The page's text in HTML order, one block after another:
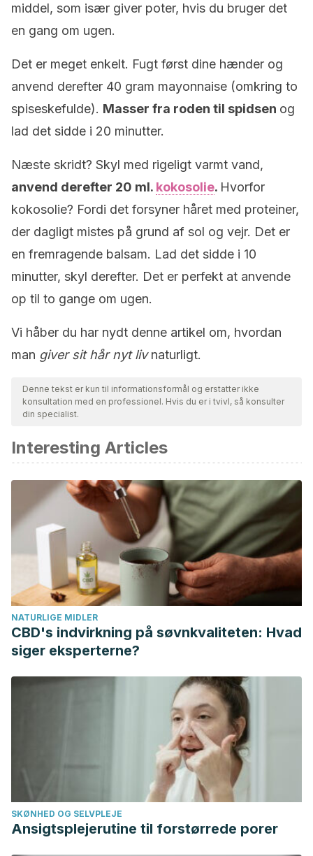
middel, som især giver poter, hvis du bruger det
en gang om ugen.
Det er meget enkelt. Fugt først dine hænder og
anvend derefter 40 gram mayonnaise (omkring to
spiseskefulde). Masser fra roden til spidsen og
lad det sidde i 20 minutter.
Næste skridt? Skyl med rigeligt varmt vand,
anvend derefter 20 ml. kokosolie. Hvorfor
kokosolie? Fordi det forsyner håret med proteiner,
der dagligt mistes på grund af sol og vejr. Det er
en fremragende balsam. Lad det sidde i 10
minutter, skyl derefter. Det er perfekt at anvende
op til to gange om ugen.
Vi håber du har nydt denne artikel om, hvordan
man giver sit hår nyt livnaturligt.
Denne tekst er kun til informationsformål og erstatter ikke
konsultation med en professionel. Hvis du er i tvivl, så konsulter
din specialist.
Interesting Articles
NATURLIGE MIDLER
CBD's indvirkning på søvnkvaliteten: Hvad
siger eksperterne?
SKØNHED OG SELVPLEJE
Ansigtsplejerutine til forstørrede porer